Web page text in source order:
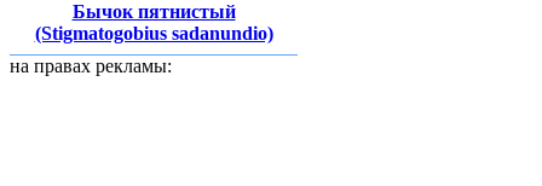
Бычок пятнистый
(Stigmatogobius sadanundio)
на правах рекламы: